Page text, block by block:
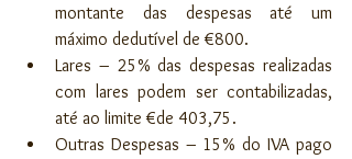
montante das despesas até um
máximo dedutível de €800.
Lares – 25% das despesas realizadas
com lares podem ser contabilizadas,
até ao limite €de 403,75.
Outras Despesas – 15% do IVA pago